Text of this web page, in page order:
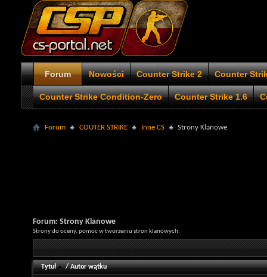
Forum Nowości Counter Strike 2 Counter
Counter Strike Condition-Zero Counter Strike 1.6
Forum COUTER STRIKE Inne CS Strony Klanowe
Forum: Strony Klanowe
Strony do oceny, pomoc w tworzeniu stron klanowych.
Tytuł /Autor wątku